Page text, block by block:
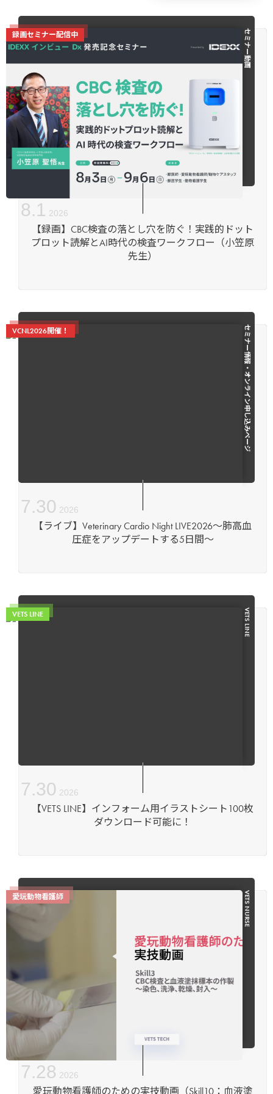
セミナー動画
【録画】CBC検査の落とし穴を防ぐ！実践的ドット
プロット読解とAI時代の検査ワークフロー（小笠原
先生）
8.1 2026
録画セミナー配信中
セミナー情報・オンライン申し込みページ
【ライブ】Veterinary Cardio Night LIVE2026～肺高血
圧症をアップデートする5日間～
7.30 2026
VCNL2026開催！
VETS LINE
【VETS LINE】インフォーム用イラストシート100枚
ダウンロード可能に！
7.30 2026
VETS LINE
VETS NURSE
7.28 2026
愛玩動物看護師